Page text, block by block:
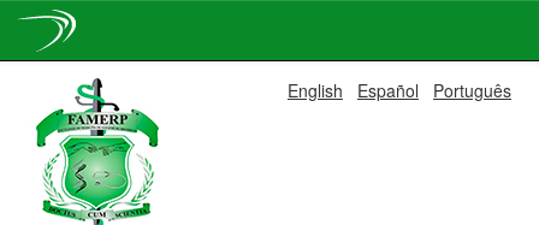
navigation
English Español Português